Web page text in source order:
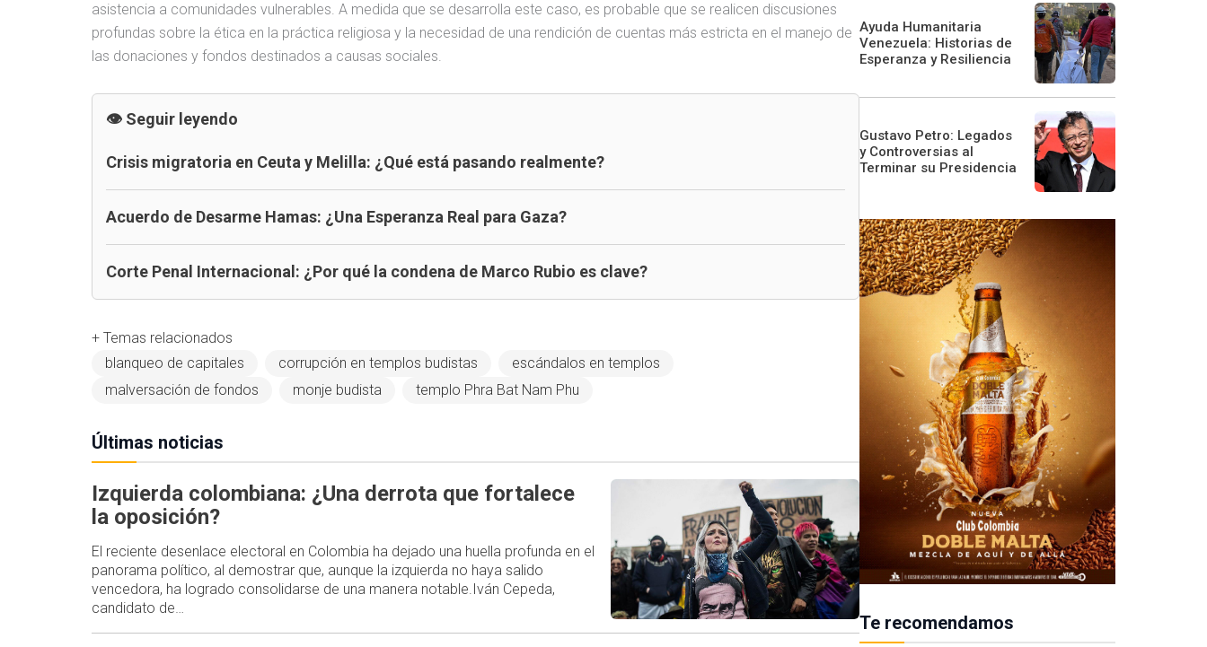
asistencia a comunidades vulnerables. A medida que se desarrolla este caso, es probable que se realicen discusiones
profundas sobre la ética en la práctica religiosa y la necesidad de una rendición de cuentas más estricta en el manejo de
las donaciones y fondos destinados a causas sociales.
Seguir leyendo
Crisis migratoria en Ceuta y Melilla: ¿Qué está pasando realmente?
Acuerdo de Desarme Hamas: ¿Una Esperanza Real para Gaza?
Corte Penal Internacional: ¿Por qué la condena de Marco Rubio es clave?
+ Temas relacionados
blanqueo de capitales
corrupción en templos budistas
escándalos en templos
malversación de fondos
monje budista templo Phra Bat Nam Phu
Últimas noticias
Izquierda colombiana: ¿Una derrota que fortalece
la oposición?
El reciente desenlace electoral en Colombia ha dejado una huella profunda en el
panorama político, al demostrar que, aunque la izquierda no haya salido
vencedora, ha logrado consolidarse de una manera notable.Iván Cepeda,
candidato de…
Ayuda Humanitaria
Venezuela: Historias de
Esperanza y Resiliencia
Gustavo Petro: Legados
y Controversias al
Terminar su Presidencia
Te recomendamos